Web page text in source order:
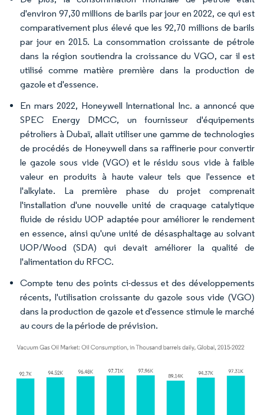
d'environ 97,30 millions de barils par jour en 2022, ce qui est
comparativement plus élevé que les 92,70 millions de barils
par jour en 2015. La consommation croissante de pétrole
dans la région soutiendra la croissance du VGO, car il est
utilisé comme matière première dans la production de
gazole et d'essence.
En mars 2022, Honeywell International Inc. a annoncé que
SPEC Energy DMCC, un fournisseur d'équipements
pétroliers à Dubaï, allait utiliser une gamme de technologies
de procédés de Honeywell dans sa raffinerie pour convertir
le gazole sous vide (VGO) et le résidu sous vide à faible
valeur en produits à haute valeur tels que l'essence et
l'alkylate. La première phase du projet comprenait
l'installation d'une nouvelle unité de craquage catalytique
fluide de résidu UOP adaptée pour améliorer le rendement
en essence, ainsi qu'une unité de désasphaltage au solvant
UOP/Wood (SDA) qui devait améliorer la qualité de
l'alimentation du RFCC.
Compte tenu des points ci-dessus et des développements
récents, l'utilisation croissante du gazole sous vide (VGO)
dans la production de gazole et d'essence stimule le marché
au cours de la période de prévision.